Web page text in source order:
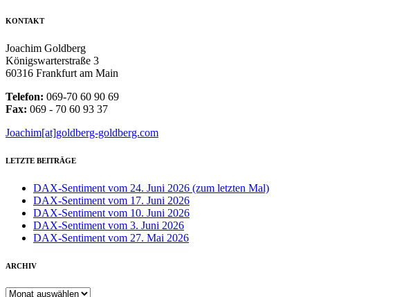
KONTAKT
Joachim Goldberg
Königswarterstraße 3
60316 Frankfurt am Main
Telefon: 069-70 60 90 69
Fax: 069 - 70 60 93 37
Joachim[at]goldberg-goldberg.com
LETZTE BEITRÄGE
DAX-Sentiment vom 24. Juni 2026 (zum letzten Mal)
DAX-Sentiment vom 17. Juni 2026
DAX-Sentiment vom 10. Juni 2026
DAX-Sentiment vom 3. Juni 2026
DAX-Sentiment vom 27. Mai 2026
ARCHIV
ARCHIV